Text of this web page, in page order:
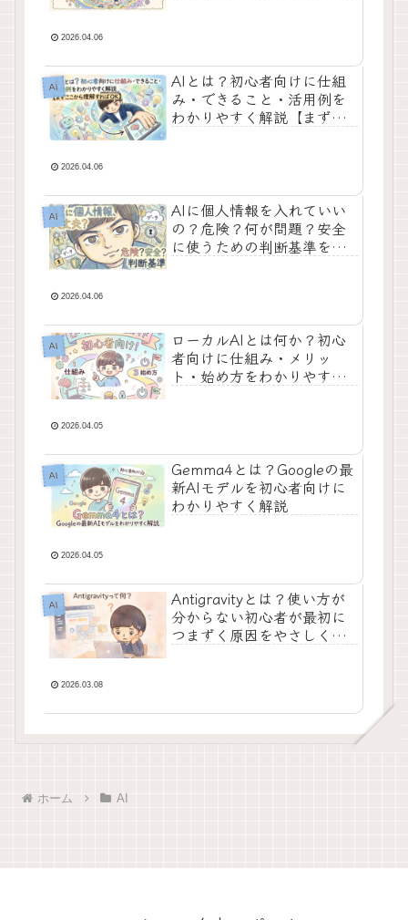
2026.04.06
AI
AIとは？初心者向けに仕組
み・できること・活用例を
わかりやすく解説【まずこ
2026.04.06
AI
AIに個人情報を入れていい
の？危険？何が問題？安全
に使うための判断基準を整
2026.04.06
AI
ローカルAIとは何か？初心
者向けに仕組み・メリッ
ト・始め方をわかりやすく
2026.04.05
AI
Gemma4とは？Googleの最
新AIモデルを初心者向けに
わかりやすく解説
2026.04.05
AI
Antigravityとは？使い方が
分からない初心者が最初に
つまずく原因をやさしく整
2026.03.08
ホーム AI